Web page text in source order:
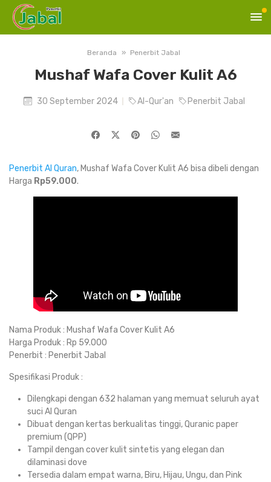
Beranda Penerbit Jabal
Mushaf Wafa Cover Kulit A6
30 September 2024 Al-Qur'an Penerbit Jabal
Penerbit Al Quran, Mushaf Wafa Cover Kulit A6 bisa dibeli dengan
Harga Rp59.000.
Nama Produk : Mushaf Wafa Cover Kulit A6
Harga Produk : Rp 59.000
Penerbit : Penerbit Jabal
Spesifikasi Produk :
Dilengkapi dengan 632 halaman yang memuat seluruh ayat
suci Al Quran
Dibuat dengan kertas berkualitas tinggi, Quranic paper
premium (QPP)
Tampil dengan cover kulit sintetis yang elegan dan
dilaminasi dove
Tersedia dalam empat warna, Biru, Hijau, Ungu, dan Pink